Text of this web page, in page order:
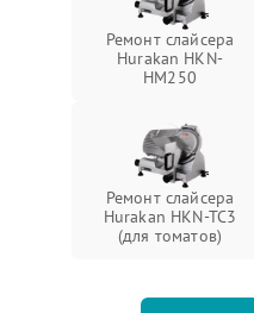
Ремонт слайсера
Hurakan HKN-
HM250
Ремонт слайсера
Hurakan HKN-TC3
(для томатов)